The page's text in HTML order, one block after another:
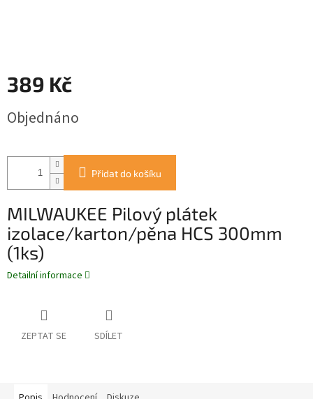
389 Kč
cena:
Objednáno
Přidat do košíku
MILWAUKEE Pilový plátek
izolace/karton/pěna HCS 300mm
(1ks)
Detailní informace
ZEPTAT SE SDÍLET